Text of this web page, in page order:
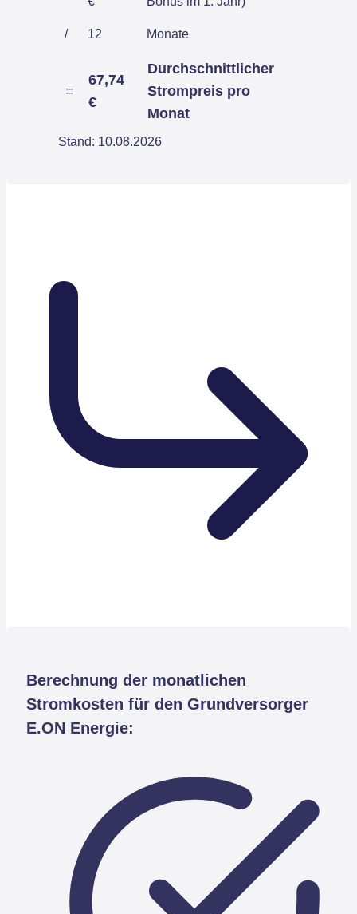
/ 12 Monate
=
67,74
€
Durchschnittlicher
Strompreis pro
Monat
Stand: 10.08.2026
Berechnung der monatlichen
Stromkosten für den Grundversorger
E.ON Energie: